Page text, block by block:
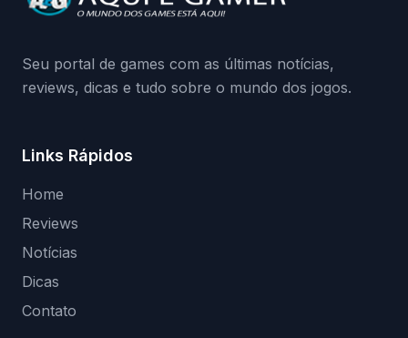
medidas contra acessos não autorizados
Seu portal de games com as últimas notícias,
reviews, dicas e tudo sobre o mundo dos jogos.
Links Rápidos
Home
Reviews
Notícias
Dicas
Contato